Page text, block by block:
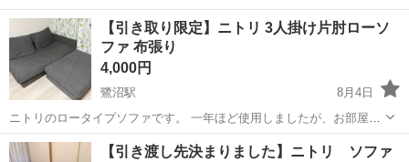
点セット】 ​ご覧いただきありがとうございます。 ガレージ整理・家具
入れ替えのため、大塚家具で購入した3人掛けソファと、非常に便利な
昇降式リビングテーブルの...
神奈川 茅ヶ崎市 茅ケ崎駅 ソファ
【引き取り限定】ニトリ 3人掛け片肘ローソ
ファ 布張り
4,000円
鷺沼駅
8月4日
ニトリのロータイプソファです。 一年ほど使用しましたが、お部屋の
整理（買い替え）に伴いお譲りいたします。 高さの低いローソファな
ので、お部屋に置いても圧迫感がなく空間が広く見えます。ダークグ
神奈川 横浜市 鷺沼駅 ソファ ロー
【引き渡し先決まりました】ニトリ ソファ